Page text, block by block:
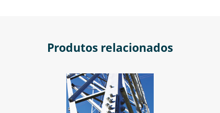
Produtos relacionados